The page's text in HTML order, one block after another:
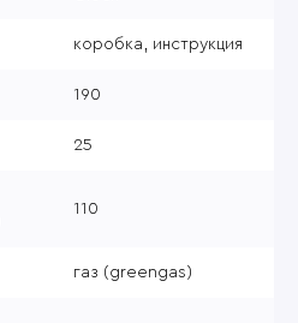
коробка, инструкция
190
25
110
газ (greengas)